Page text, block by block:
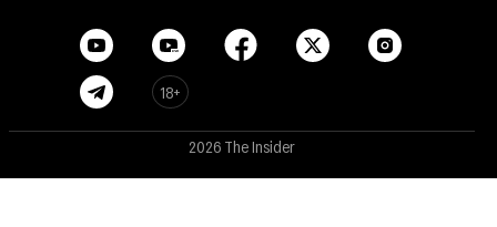
18+
2026 The Insider